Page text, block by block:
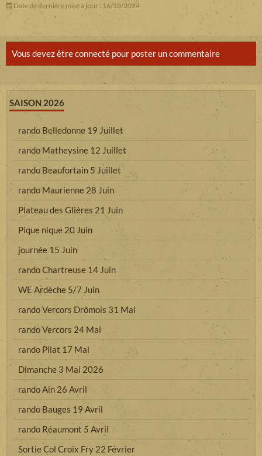
Date de dernière mise à jour : 16/10/2024
Vous devez être connecté pour poster un commentaire
SAISON 2026
rando Belledonne 19 Juillet
rando Matheysine 12 Juillet
rando Beaufortain 5 Juillet
rando Maurienne 28 Juin
Plateau des Glières 21 Juin
Pique nique 20 Juin
journée 15 Juin
rando Chartreuse 14 Juin
WE Ardèche 5/7 Juin
rando Vercors Drômois 31 Mai
rando Vercors 24 Mai
rando Pilat 17 Mai
Dimanche 3 Mai 2026
rando Ain 26 Avril
rando Bauges 19 Avril
rando Réaumont 5 Avril
Sortie Col Croix Fry 22 Février